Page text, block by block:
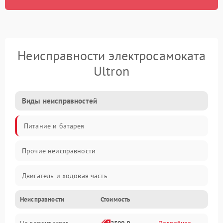
Неисправности электросамоката
Ultron
Виды неисправностей
Питание и батарея
Прочие неисправности
Двигатель и ходовая часть
Тормоза и безопасность
Неисправности Стоимость